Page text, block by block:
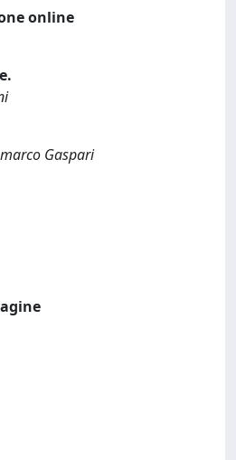
online
Gaspari